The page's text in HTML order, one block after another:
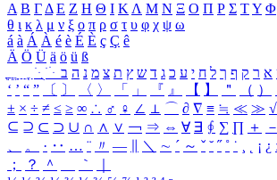
Α Β ΓΔ Ε Ζ Η Θ Ι ΚΛ Μ Ν Ξ Ο Π Ρ Σ ΤΥ Φ
θ ι κ λ μ ν ξ ο π ρ σ τ υ φ χ ψ ω
á à Á À é è É È ç Ç ê
Ä Ö Ü ä ö ü ß
ִֶֹ ֻּ ׁׂ א ר ק ף ך ל ח י ע כ ג ד ש ץ ת צ מ נ ה ב
‘ ’ “ ” 〔 〕 〈 〉 「 」 『 』 【 】 ＂ （ ）
± × ÷ ≠ ≤ ≥ ∞ ∴ ♂ ♀ ∠ ⊥ ⌒ ∂ ∇ ≡ ≒ ≪ ≫ √
⊆ ⊇ ⊂ ⊃ ∪ ∩ ∧ ∨ ￢ ⇒ ⇔ ∀ ∃ ∮ ∑ ∏ ＋ －
、
。 · ‥ … ¨ 〃 ― ＼ ∼ ´ ～ ˇ ˘ ˝ ˚ ˙ ¸ ¡ ¿ ː
；
？ ＾ ｀